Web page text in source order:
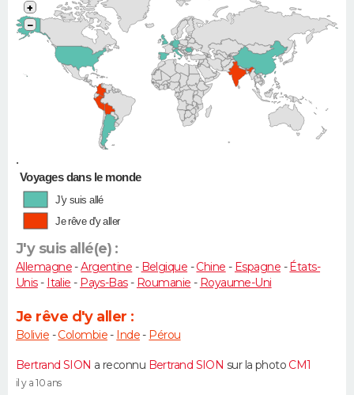
•
+
−
Voyages dans le monde
J'y suis allé
Je rêve d'y aller
J'y suis allé(e) :
Allemagne-Argentine - Belgique -Chine - Espagne -États-
Unis- Italie - Pays-Bas- Roumanie - Royaume-Uni
Je rêve d'y aller :
Bolivie -Colombie- Inde- Pérou
Bertrand SION a reconnu Bertrand SION sur la photo CM1
il y a 10 ans